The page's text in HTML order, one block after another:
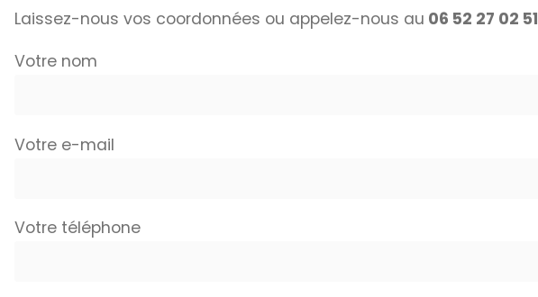
Laissez-nous vos coordonnées ou appelez-nous au 06 52 27 02 51
Votre nom
Votre e-mail
Votre téléphone